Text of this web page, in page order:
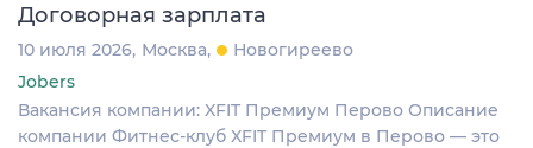
Договорная зарплата
10 июля 2026 Москва
Новогиреево
Jobers
Вакансия компании: XFIT Премиум Перово Описание
компании Фитнес-клуб XFIT Премиум в Перово — это